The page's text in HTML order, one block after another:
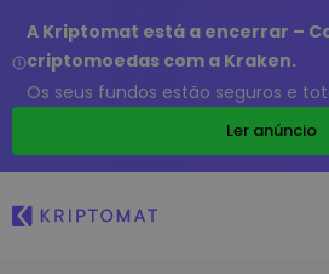
A Kriptomat está a encerrar –
criptomoedas com a Kraken.
Os seus fundos estão seguros e
Ler anúncio